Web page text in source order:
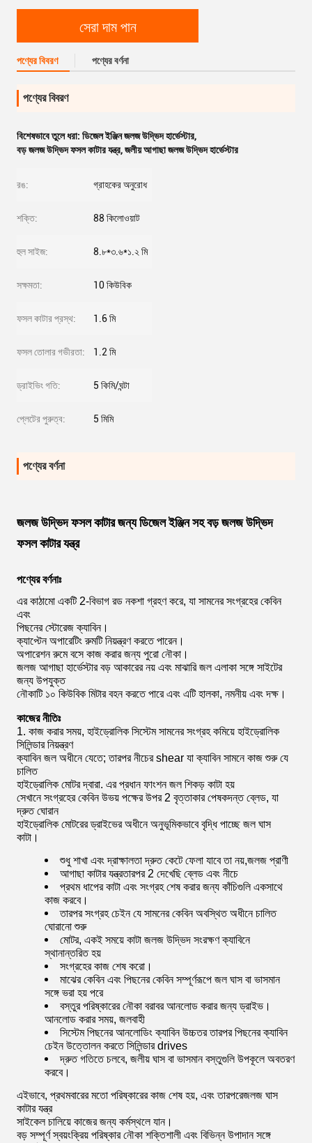
সেরা দাম পান
পণ্যের বিবরণ পণ্যের বর্ণনা
পণ্যের বিবরণ
বিশেষভাবে তুলে ধরা: ডিজেল ইঞ্জিন জলজ উদ্ভিদ হার্ভেস্টার,
বড় জলজ উদ্ভিদ ফসল কাটার যন্ত্র,জলীয় আগাছা জলজ উদ্ভিদ হার্ভেস্টার
রঙ: গ্রাহকের অনুরোধ
শক্তি: 88 কিলোওয়াট
হুল সাইজ: 8.৮*৩.৬*১.২ মি
সক্ষমতা: 10 কিউবিক
ফসল কাটার প্রস্থ: 1.6 মি
ফসল তোলার গভীরতা: 1.2 মি
ড্রাইভিং গতি: 5 কিমি/ঘন্টা
প্লেটের পুরুত্ব: 5 মিমি
পণ্যের বর্ণনা
জলজ উদ্ভিদ ফসল কাটার জন্য ডিজেল ইঞ্জিন সহ বড় জলজ উদ্ভিদ
ফসল কাটার যন্ত্র
পণ্যের বর্ণনাঃ
এর কাঠামো একটি 2-বিভাগ রড নকশা গ্রহণ করে, যা সামনের সংগ্রহের কেবিন
এবং
পিছনের স্টোরেজ ক্যাবিন।
ক্যাপ্টেন অপারেটিং রুমটি নিয়ন্ত্রণ করতে পারেন।
অপারেশন রুমে বসে কাজ করার জন্য পুরো নৌকা।
জলজ আগাছা হার্ভেস্টার বড় আকারের নয় এবং মাঝারি জল এলাকা সঙ্গে সাইটের
জন্য উপযুক্ত
নৌকাটি ১০ কিউবিক মিটার বহন করতে পারে এবং এটি হালকা, নমনীয় এবং দক্ষ।
কাজের নীতিঃ
1. কাজ করার সময়, হাইড্রোলিক সিস্টেম সামনের সংগ্রহ কমিয়ে হাইড্রোলিক
সিলিন্ডার নিয়ন্ত্রণ
ক্যাবিন জল অধীনে যেতে; তারপর নীচের shear যা ক্যাবিন সামনে কাজ শুরু যে
চালিত
হাইড্রোলিক মোটর দ্বারা. এর প্রধান ফাংশন জল শিকড় কাটা হয়
সেখানে সংগ্রহের কেবিন উভয় পক্ষের উপর 2 বৃত্তাকার পেষকদন্ত ব্লেড, যা
দ্রুত ঘোরান
হাইড্রোলিক মোটরের ড্রাইভের অধীনে অনুভূমিকভাবে বৃদ্ধি পাচ্ছে জল ঘাস
কাটা।
শুধু শাখা এবং দ্রাক্ষালতা দ্রুত কেটে ফেলা যাবে তা নয়,জলজ প্রাণী
আগাছা কাটার যন্ত্রতারপর 2 দেখেছি ব্লেড এবং নীচে
প্রথম ধাপের কাটা এবং সংগ্রহ শেষ করার জন্য কাঁচিগুলি একসাথে
কাজ করবে।
তারপর সংগ্রহ চেইন যে সামনের কেবিন অবস্থিত অধীনে চালিত
ঘোরানো শুরু
মোটর, একই সময়ে কাটা জলজ উদ্ভিদ সংরক্ষণ ক্যাবিনে
স্থানান্তরিত হয়
সংগ্রহের কাজ শেষ করো।
মাঝের কেবিন এবং পিছনের কেবিন সম্পূর্ণরূপে জল ঘাস বা ভাসমান
সঙ্গে ভরা হয় পরে
বস্তুর পরিষ্কারের নৌকা বরাবর আনলোড করার জন্য ড্রাইভ।
আনলোড করার সময়, জলবাহী
সিস্টেম পিছনের আনলোডিং ক্যাবিন উচ্চতর তারপর পিছনের ক্যাবিন
চেইন উত্তোলন করতে সিলিন্ডার drives
দ্রুত গতিতে চলবে, জলীয় ঘাস বা ভাসমান বস্তুগুলি উপকূলে অবতরণ
করবে।
এইভাবে, প্রথমবারের মতো পরিষ্কারের কাজ শেষ হয়, এবং তারপরেজলজ ঘাস
কাটার যন্ত্র
সাইকেল চালিয়ে কাজের জন্য কর্মস্থলে যান।
বড় সম্পূর্ণ স্বয়ংক্রিয় পরিষ্কার নৌকা শক্তিশালী এবং বিভিন্ন উপাদান সঙ্গে